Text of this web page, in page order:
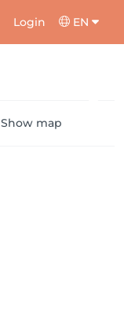
Login EN
Show map